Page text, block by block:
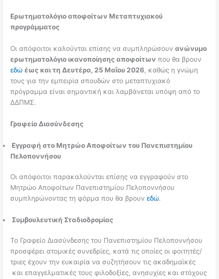
Ερωτηματολόγιο αποφοίτων Μεταπτυχιακού
προγράμματος
Οι απόφοιτοι καλούνται επίσης να συμπληρώσουνανώνυμο
ερωτηματολόγιο ικανοποίησης αποφοίτων που θα βρουν
εδώ έως και τη Δευτέρα, 25 Μαΐου 2026, καθώς η γνώμη
τους για την εμπειρία σπουδών στο μεταπτυχιακό
πρόγραμμα είναι σημαντική και λαμβάνεται υπόψη από το
ΔΔΠΜΣ.
Γραφείο Διασύνδεσης
Εγγραφή στο Μητρώο Αποφοίτων του Πανεπιστημίου
Πελοποννήσου
Οι απόφοιτοι παρακαλούνται επίσης να εγγραφούν στο
Μητρώο Αποφοίτων Πανεπιστημίου Πελοποννήσου
συμπληρώνοντας τη φόρμα που θα βρουνεδώ.
Συμβουλευτική Σταδιοδρομίας
Το Γραφείο Διασύνδεσης του Πανεπιστημίου Πελοποννήσου
προσφέρει ατομικές συνεδρίες, κατά τις οποίες οι φοιτητές/
τριες έχουν την ευκαιρία να συζητήσουν τις ακαδημαϊκές
και επαγγελματικές τους φιλοδοξίες, ανησυχίες και στόχους